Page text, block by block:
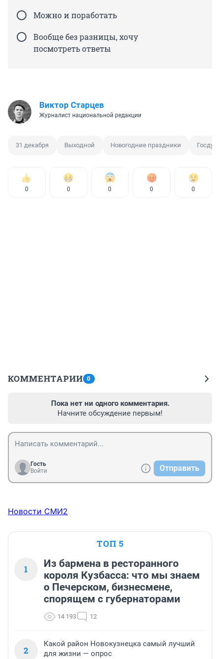
Можно и поработать
Вообще без разницы, хочу
посмотреть ответы
Виктор Старцев
Журналист национальной редакции
31 декабря Выходной Новогодние праздники
0 0 0 0 0
КОММЕНТАРИИ 0
Пока нет ни одного комментария.
Начните обсуждение первым!
Гость
Войти
Отправить
Новости СМИ2
ТОП 5
1
Из бармена в ресторанного
короля Кузбасса: что мы знаем
о Печерском, бизнесмене,
спорящем с губернаторами
14 193 12
2
Какой район Новокузнецка самый лучший
для жизни — опрос